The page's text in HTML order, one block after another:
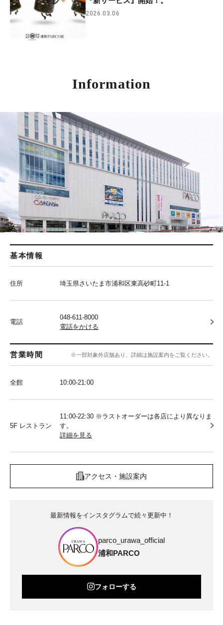
2026.03.06
Information
基本情報
住所 埼玉県さいたま市浦和区東高砂町11-1
電話
048-611-8000
電話をかける
営業時間 ※一部対象外店舗あり、詳細は施設案内をご覧ください。
全館 10:00‐21:00
5F レストラン
11:00-22:30 ※ラストオーダーは各店により異なりま
す。
詳細を見る
アクセス・施設案内
最新情報をインスタグラムで続々更新中！
parco_urawa_official
浦和PARCO
フォローする